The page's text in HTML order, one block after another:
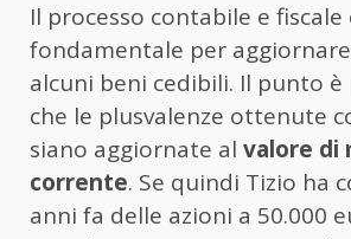
Il processo contabile e fiscale
fondamentale per
alcuni beni cedibili. Il punto
che le plusvalenze ottenute
siano aggiornate al valore di
corrente. Se quindi Tizio ha
anni fa delle azioni a 50.000